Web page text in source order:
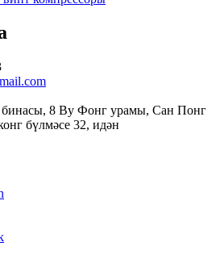
бинасы, 8 Ву Фонг урамы, Сан Понг
бүлмәсе 32, идән